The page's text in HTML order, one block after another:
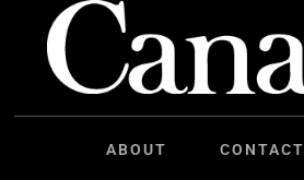
ABOUT CONTACT